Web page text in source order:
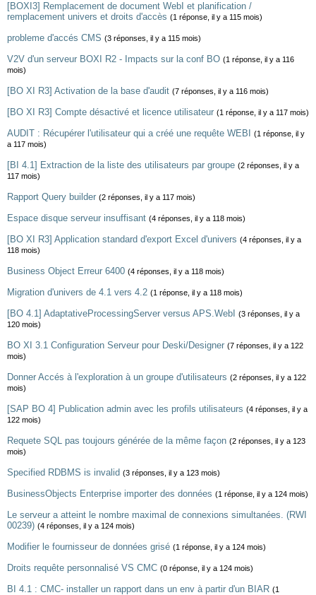
[BOXI3] Remplacement de document WebI et planification /
remplacement univers et droits d'accès (1 réponse, il y a 115 mois)
probleme d'accés CMS (3 réponses, il y a 115 mois)
V2V d'un serveur BOXI R2 - Impacts sur la conf BO (1 réponse, il y a 116
mois)
[BO XI R3] Activation de la base d'audit (7 réponses, il y a 116 mois)
[BO XI R3] Compte désactivé et licence utilisateur (1 réponse, il y a 117 mois)
AUDIT : Récupérer l'utilisateur qui a créé une requête WEBI
(1 réponse, il y
a 117 mois)
[BI 4.1] Extraction de la liste des utilisateurs par groupe (2 réponses, il y a
117 mois)
Rapport Query builder (2 réponses, il y a 117 mois)
Espace disque serveur insuffisant (4 réponses, il y a 118 mois)
[BO XI R3] Application standard d'export Excel d'univers (4 réponses, il y a
118 mois)
Business Object Erreur 6400 (4 réponses, il y a 118 mois)
Migration d'univers de 4.1 vers 4.2 (1 réponse, il y a 118 mois)
[BO 4.1] AdaptativeProcessingServer versus APS.WebI
(3 réponses, il y a
120 mois)
BO XI 3.1 Configuration Serveur pour Deski/Designer (7 réponses, il y a 122
mois)
Donner Accés à l'exploration à un groupe d'utilisateurs (2 réponses, il y a 122
mois)
[SAP BO 4] Publication admin avec les profils utilisateurs (4 réponses, il y a
122 mois)
Requete SQL pas toujours générée de la même façon (2 réponses, il y a 123
mois)
Specified RDBMS is invalid (3 réponses, il y a 123 mois)
BusinessObjects Enterprise importer des données (1 réponse, il y a 124 mois)
Le serveur a atteint le nombre maximal de connexions simultanées. (RWI
00239) (4 réponses, il y a 124 mois)
Modifier le fournisseur de données grisé (1 réponse, il y a 124 mois)
Droits requête personnalisé VS CMC (0 réponse, il y a 124 mois)
BI 4.1 : CMC- installer un rapport dans un env à partir d'un BIAR (1